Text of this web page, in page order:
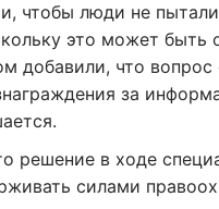
чтобы люди не
это может быть
добавили, что вопрос
за
решение в ходе
силами